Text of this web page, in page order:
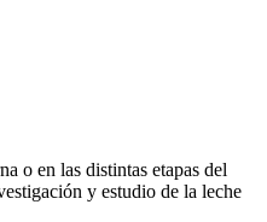
o en las distintas etapas del
y estudio de la leche